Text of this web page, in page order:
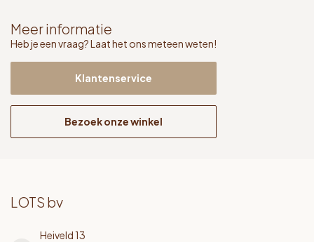
Meer informatie
Heb je een vraag? Laat het ons meteen weten!
Klantenservice
Bezoek onze winkel
LOTS bv
Heiveld 13